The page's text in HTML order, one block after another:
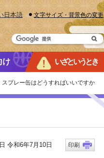
日本語 文字サイズ・背景色の変更
け いざというとき
プレー缶はどうすればいいですか
令和6年7月10日 印刷